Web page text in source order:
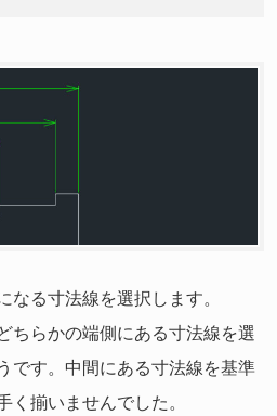
る寸法線を選択します。
ちらかの端側にある寸法線を選
です。中間にある寸法線を基準
揃いませんでした。